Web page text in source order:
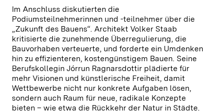
Im Anschluss diskutierten die
Podiumsteilnehmerinnen und -teilnehmer über die
„Zukunft des Bauens“. Architekt Volker Staab
kritisierte die zunehmende Überregulierung, die
Bauvorhaben verteuerte, und forderte ein Umdenken
hin zu effizienteren, kostengünstigem Bauen. Seine
Berufskollegin Jórrun Ragnarsdottir plädierte für
mehr Visionen und künstlerische Freiheit, damit
Wettbewerbe nicht nur konkrete Aufgaben lösen,
sondern auch Raum für neue, radikale Konzepte
bieten – wie etwa die Rückkehr der Natur in Städte.